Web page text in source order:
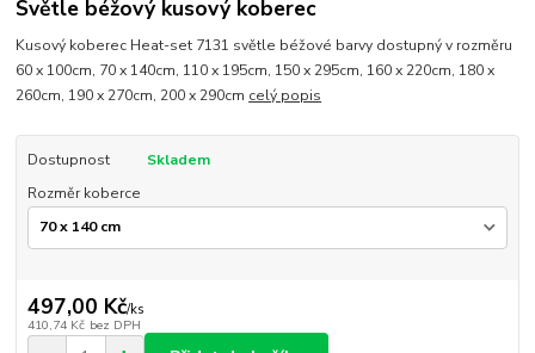
Světle béžový kusový koberec
Kusový koberec Heat-set 7131 světle béžové barvy dostupný v rozměru
60 x 100cm, 70 x 140cm, 110 x 195cm, 150 x 295cm, 160 x 220cm, 180 x
260cm, 190 x 270cm, 200 x 290cm celý popis
Dostupnost
Skladem
Rozměr koberce
497,00 Kč/ks
410,74 Kč bez DPH